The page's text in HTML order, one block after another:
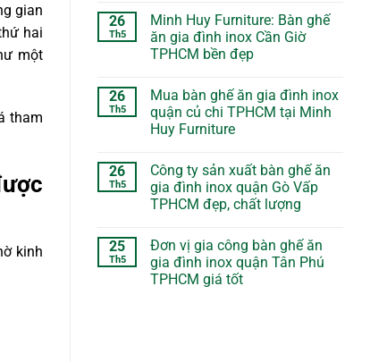
gian
hai
một
tham
kinh
26
Th5
Minh Huy Furniture: Bàn ghế
ăn gia đình inox Cần Giờ
TPHCM bền đẹp
26
Th5
Mua bàn ghế ăn gia đình inox
quận củ chi TPHCM tại Minh
Huy Furniture
26
Th5
Công ty sản xuất bàn ghế ăn
gia đình inox quận Gò Vấp
TPHCM đẹp, chất lượng
25
Th5
Đơn vị gia công bàn ghế ăn
gia đình inox quận Tân Phú
TPHCM giá tốt